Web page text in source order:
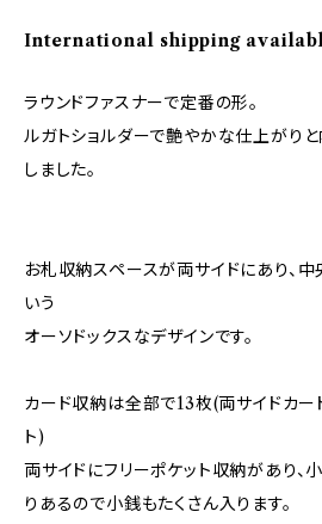
International shipping
ラウンドファスナーで定番の形。
ルガトショルダーで艶やかな仕上がり
しました。
お札収納スペースが両サイドにあり、
いう
オーソドックスなデザインです。
カード収納は全部で13枚(両サイドカー
ト)
両サイドにフリーポケット収納があり、
りあるので小銭もたくさん入ります。